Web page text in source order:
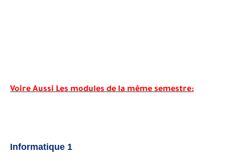
Voire Aussi Les modules de la même semestre:
Informatique 1